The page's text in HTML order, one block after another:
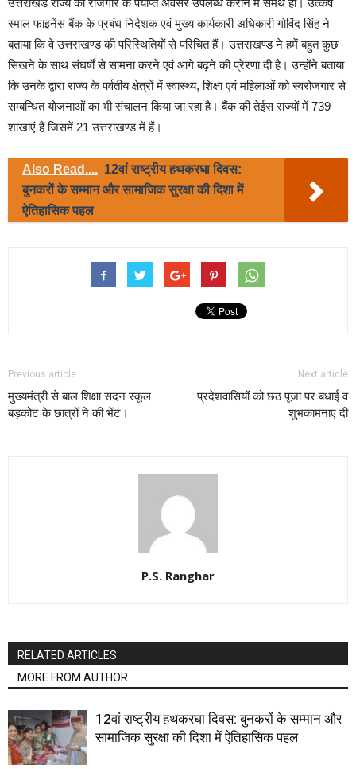
उत्तराखंड राज्य को रोजगार के पर्याप्त अवसर उपलब्ध कराने में समर्थ हो। उत्कर्ष
स्माल फाइनेंस बैंक के प्रबंध निदेशक एवं मुख्य कार्यकारी अधिकारी गोविंद सिंह ने
बताया कि वे उत्तराखण्ड की परिस्थितियों से परिचित हैं। उत्तराखण्ड ने हमें बहुत कुछ
सिखने के साथ संघर्षों से सामना करने एवं आगे बढ़ने की प्रेरणा दी है। उन्होंने बताया
कि उनके द्वारा राज्य के पर्वतीय क्षेत्रों में स्वास्थ्य, शिक्षा एवं महिलाओं को स्वरोजगार से
सम्बन्धित योजनाओं का भी संचालन किया जा रहा है। बैंक की तेईस राज्यों में 739
शाखाएं हैं जिसमें 21 उत्तराखण्ड में हैं।
Also Read.... 12वां राष्ट्रीय हथकरघा दिवस:
बुनकरों के सम्मान और सामाजिक सुरक्षा की दिशा में
ऐतिहासिक पहल
Previous article
मुख्यमंत्री से बाल शिक्षा सदन स्कूल
बड़कोट के छात्रों ने की भेंट।
Next article
प्रदेशवासियों को छठ पूजा पर बधाई व
शुभकामनाएं दी
P.S. Ranghar
RELATED ARTICLES
MORE FROM AUTHOR
12वां राष्ट्रीय हथकरघा दिवस: बुनकरों के सम्मान और
सामाजिक सुरक्षा की दिशा में ऐतिहासिक पहल